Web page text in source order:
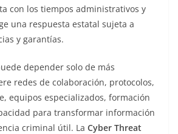
con los tiempos administrativos y
una respuesta estatal sujeta a
y garantías.
depender solo de más
redes de colaboración, protocolos,
equipos especializados, formación
para transformar información
criminal útil. La Cyber Threat